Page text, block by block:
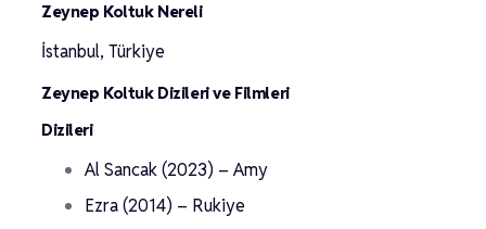
Zeynep Koltuk Nereli
İstanbul, Türkiye
Zeynep Koltuk Dizileri ve Filmleri
Dizileri
Al Sancak (2023) – Amy
Ezra (2014) – Rukiye